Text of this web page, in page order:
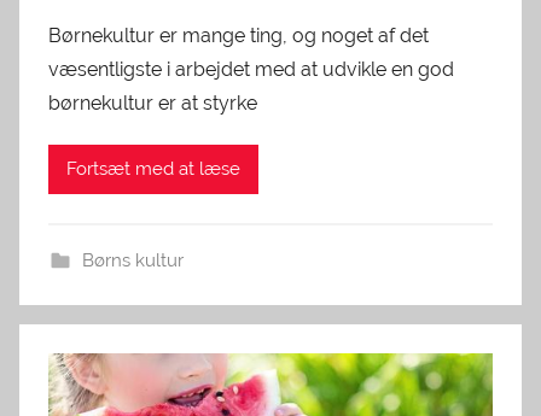
Børnekultur er mange ting, og noget af det
væsentligste i arbejdet med at udvikle en god
børnekultur er at styrke
Fortsæt med at læse
Børns kultur